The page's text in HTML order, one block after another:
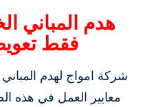
هدم المباني
فقط
شركة امواج لهدم
معايير العمل في هذه